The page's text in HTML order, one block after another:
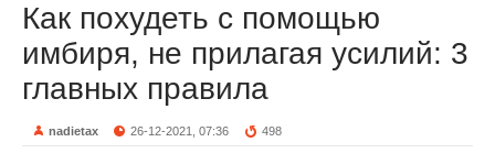
Как похудеть с помощью
имбиря, не прилагая усилий: 3
главных правила
nadietax 26-12-2021, 07:36 498